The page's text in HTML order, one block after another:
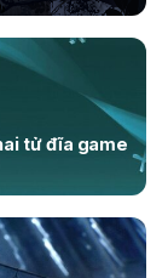
tử đĩa game